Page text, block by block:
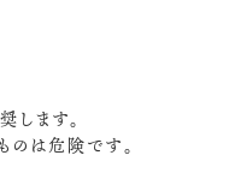
ます。
は危険です。